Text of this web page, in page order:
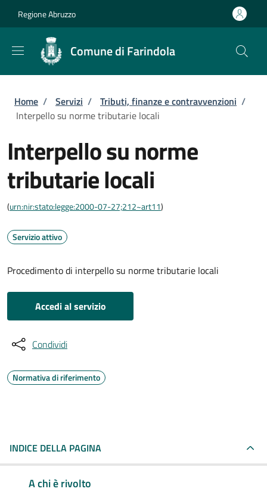
Regione Abruzzo
Comune di Farindola
Briciole di pane
Home / Servizi / Tributi, finanze e contravvenzioni /
Interpello su norme tributarie locali
Interpello su norme
tributarie locali
(urn:nir:stato:legge:2000-07-27;212~art11)
Servizio attivo
Procedimento di interpello su norme tributarie locali
Accedi al servizio
Condividi
Normativa di riferimento
INDICE DELLA PAGINA
A chi è rivolto